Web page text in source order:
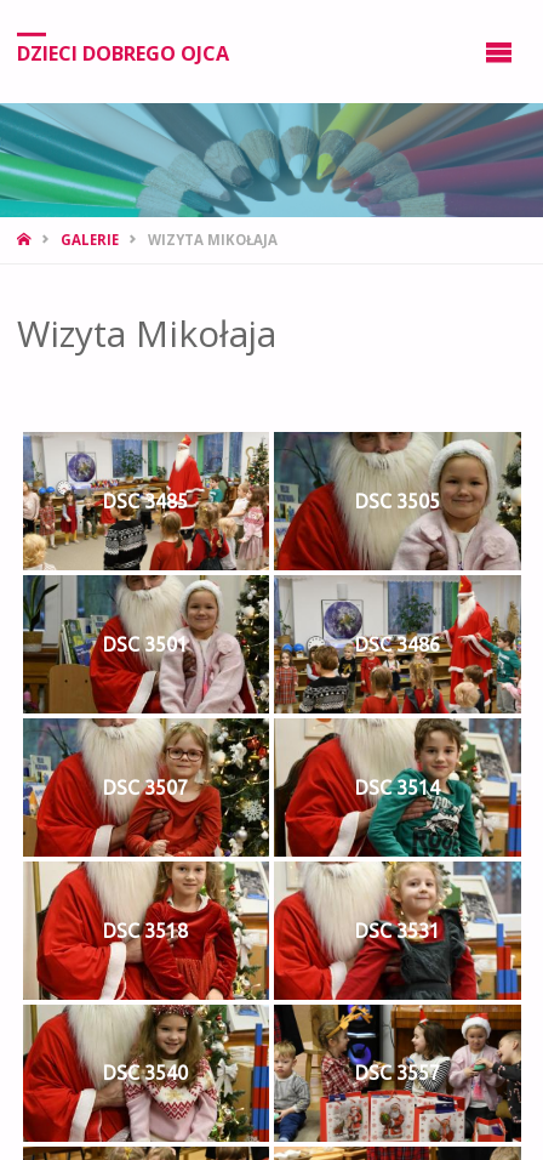
DZIECI DOBREGO OJCA
GALERIE WIZYTA MIKOŁAJA
Wizyta Mikołaja
DSC 3485 DSC 3505
DSC 3501 DSC 3486
DSC 3507 DSC 3514
DSC 3518 DSC 3531
DSC 3540 DSC 3557